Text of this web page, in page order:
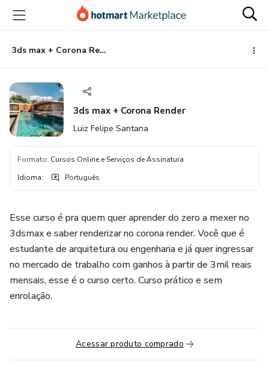
para
conteúdo
principal
para
pagamento
para
rodapé
3ds max + Corona Render
3ds max + Corona Render
Luiz Felipe Santana
Formato: Cursos Online e Serviços de Assinatura
Idioma: Português
Esse curso é pra quem quer aprender do zero a mexer no
3dsmax e saber renderizar no corona render. Você que é
estudante de arquitetura ou engenharia e já quer ingressar
no mercado de trabalho com ganhos à partir de 3mil reais
mensais, esse é o curso certo. Curso prático e sem
enrolação.
Acessar produto comprado